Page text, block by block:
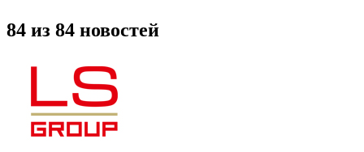
84 из 84 новостей